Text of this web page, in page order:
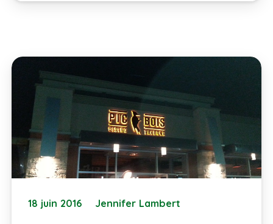
18 juin 2016 Jennifer Lambert